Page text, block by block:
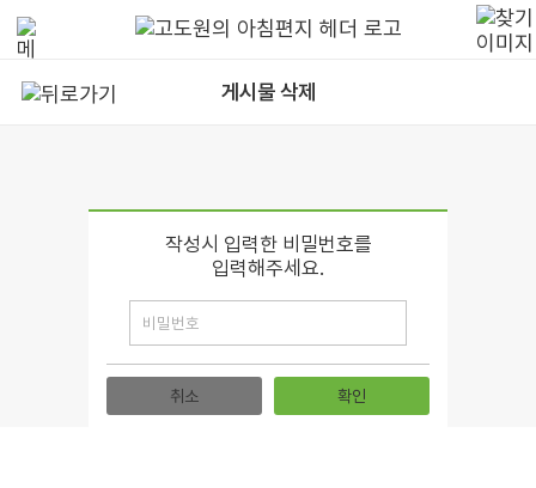
게시물 삭제
작성시 입력한 비밀번호를
입력해주세요.
취소 확인